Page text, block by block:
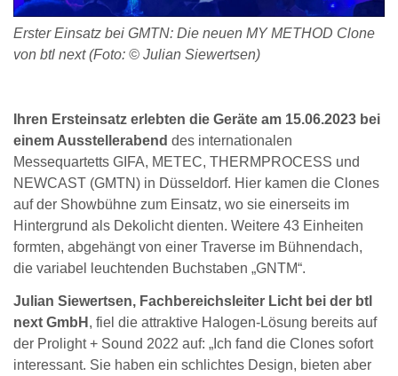
Erster Einsatz bei GMTN: Die neuen MY METHOD Clone
von btl next (Foto: © Julian Siewertsen)
Ihren Ersteinsatz erlebten die Geräte am 15.06.2023 bei
einem Ausstellerabend des internationalen
Messequartetts GIFA, METEC, THERMPROCESS und
NEWCAST (GMTN) in Düsseldorf. Hier kamen die Clones
auf der Showbühne zum Einsatz, wo sie einerseits im
Hintergrund als Dekolicht dienten. Weitere 43 Einheiten
formten, abgehängt von einer Traverse im Bühnendach,
die variabel leuchtenden Buchstaben „GNTM“.
Julian Siewertsen, Fachbereichsleiter Licht bei der btl
next GmbH , fiel die attraktive Halogen-Lösung bereits auf
der Prolight + Sound 2022 auf: „Ich fand die Clones sofort
interessant. Sie haben ein schlichtes Design, bieten aber